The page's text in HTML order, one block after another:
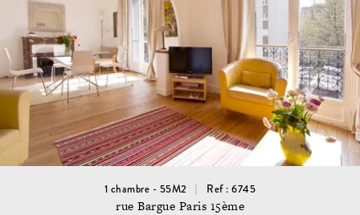
1 chambre - 55M2 Ref : 6745
rue Bargue Paris 15ème